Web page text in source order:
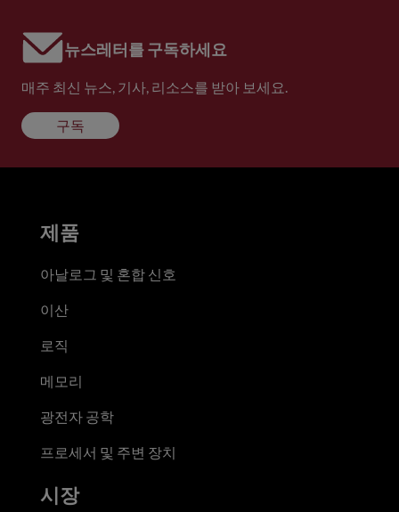
뉴스레터를 구독하세요
매주 최신 뉴스, 기사, 리소스를 받아 보세요.
구독
제품
아날로그 및 혼합 신호
이산
로직
메모리
광전자 공학
프로세서 및 주변 장치
시장